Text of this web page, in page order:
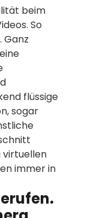
beim
So
Ganz
flüssige
sogar
virtuellen
immer in